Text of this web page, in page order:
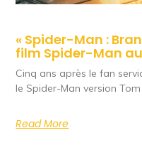
« Spider-Man :
film Spider-Man
Cinq ans après le fan
le Spider-Man version
Read More